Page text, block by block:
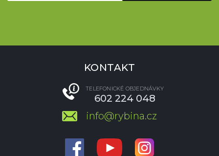
KONTAKT
TELEFONICKÉ OBJEDNÁVKY
602 224 048
info@rybina.cz